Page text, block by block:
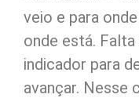
veio e para
onde está.
indicador para
avançar. Nesse